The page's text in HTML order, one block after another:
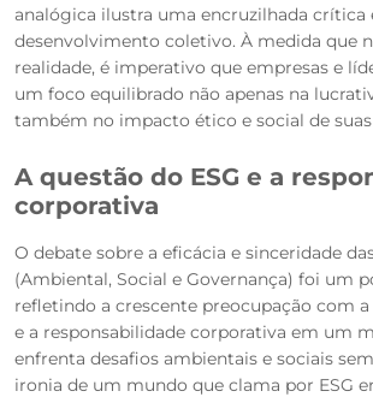
analógica ilustra uma encruzilhada crítica
desenvolvimento coletivo. À medida que
realidade, é imperativo que empresas e
um foco equilibrado não apenas na
também no impacto ético e social de suas
A questão do ESG e a
corporativa
O debate sobre a eficácia e sinceridade
(Ambiental, Social e Governança) foi um
refletindo a crescente preocupação com
e a responsabilidade corporativa em um
enfrenta desafios ambientais e sociais
ironia de um mundo que clama por ESG